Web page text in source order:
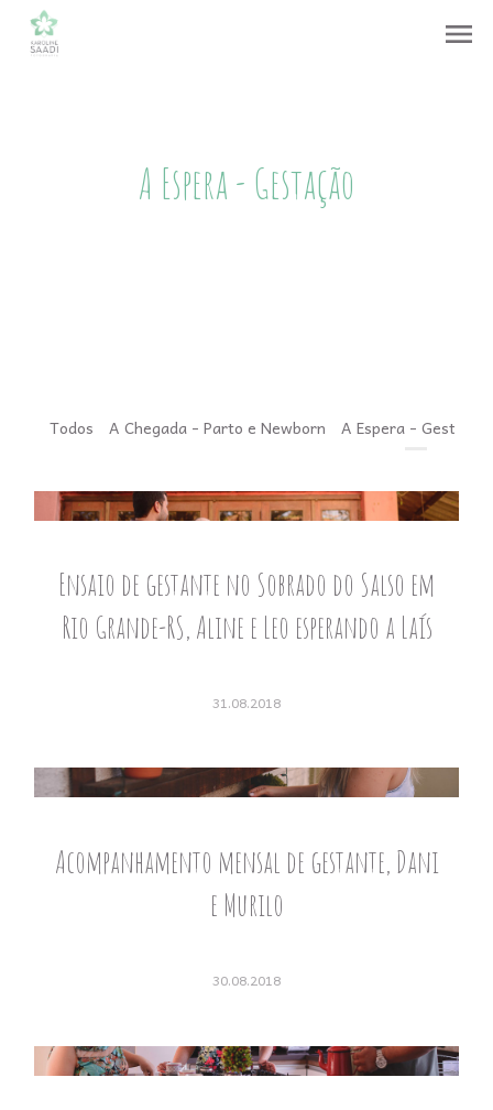
menu
A Espera - Gestação
Todos A Chegada - Parto e Newborn A Espera - Gestação
Ensaio de gestante no Sobrado do Salso em
Rio Grande-RS, Aline e Leo esperando a Laís
31.08.2018
Acompanhamento mensal de gestante, Dani
e Murilo
30.08.2018